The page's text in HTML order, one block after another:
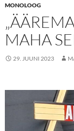
MONOLOOG
MAHA
29. JUUNI 2023